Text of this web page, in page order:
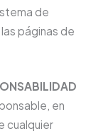
de
páginas de
en
cualquier